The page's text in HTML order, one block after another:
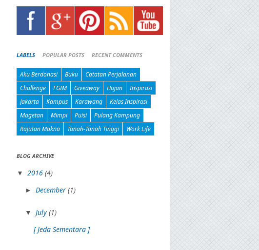
LABELS POPULAR POSTS RECENT COMMENTS
Aku Berdonasi Buku
Catatan Perjalanan
Challenge
FGIM Giveaway Hujan
Inspirasi
Jakarta
Kampus Karawang
Kelas Inspirasi
Magetan
Mimpi Puisi
Pulang Kampung
Rajutan Makna
Tanah-Tanah Tinggi Work Life
BLOG ARCHIVE
▼ 2016 (4)
► December (1)
▼ July (1)
[ Jeda Sementara ]